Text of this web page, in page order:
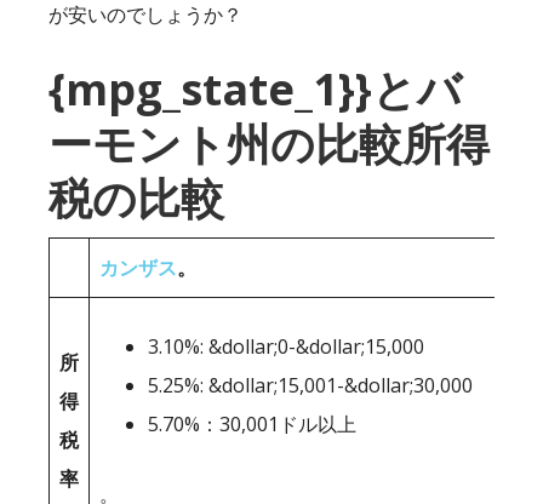
が安いのでしょうか？
{mpg_state_1}}とバ
ーモント州の比較所得
税の比較
カンザス。
所
得
税
率
3.10%: &dollar;0-&dollar;15,000
5.25%: &dollar;15,001-&dollar;30,000
5.70%：30,001ドル以上
。